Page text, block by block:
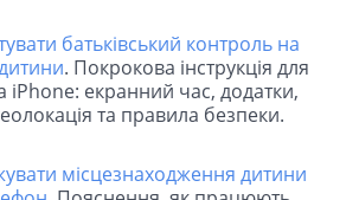
батьківський контроль на
. Покрокова інструкція для
iPhone: екранний час, додатки,
та правила безпеки.
місцезнаходження дитини